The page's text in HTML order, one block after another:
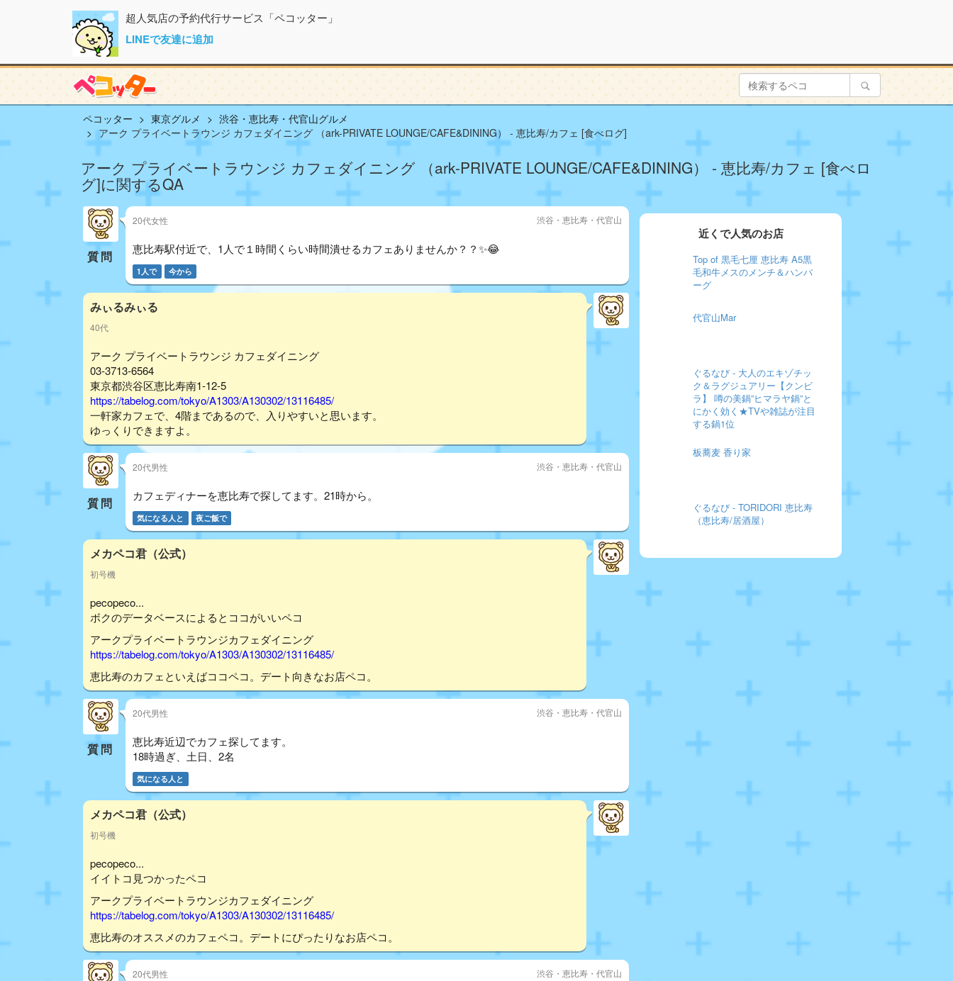
超人気店の予約代行サービス「ペコッター」
LINEで友達に追加
ペコッター 東京グルメ
渋谷・恵比寿・代官山グルメ
アーク プライベートラウンジ カフェダイニング （ark-PRIVATE LOUNGE/CAFE&DINING） - 恵比寿/カフェ [食べログ]
アーク プライベートラウンジ カフェダイニング （ark-PRIVATE LOUNGE/CAFE&DINING） - 恵比寿/カフェ [食べロ
グ]に関するQA
質問
20代女性 渋谷・恵比寿・代官山
恵比寿駅付近で、1人で１時間くらい時間潰せるカフェありませんか？？✨😂
1人で 今から
みぃるみぃる
40代
アーク プライベートラウンジ カフェダイニング
03-3713-6564
東京都渋谷区恵比寿南1-12-5
https://tabelog.com/tokyo/A1303/A130302/13116485/
一軒家カフェで、4階まであるので、入りやすいと思います。
ゆっくりできますよ。
質問
20代男性 渋谷・恵比寿・代官山
カフェディナーを恵比寿で探してます。21時から。
気になる人と 夜ご飯で
メカペコ君（公式）
初号機
pecopeco...
ボクのデータベースによるとココがいいペコ
アークプライベートラウンジカフェダイニング
https://tabelog.com/tokyo/A1303/A130302/13116485/
恵比寿のカフェといえばココペコ。デート向きなお店ペコ。
質問
20代男性 渋谷・恵比寿・代官山
恵比寿近辺でカフェ探してます。
18時過ぎ、土日、2名
気になる人と
メカペコ君（公式）
初号機
pecopeco...
イイトコ見つかったペコ
アークプライベートラウンジカフェダイニング
https://tabelog.com/tokyo/A1303/A130302/13116485/
恵比寿のオススメのカフェペコ。デートにぴったりなお店ペコ。
20代男性 渋谷・恵比寿・代官山
近くで人気のお店
Top of 黒毛七厘 恵比寿 A5黒
毛和牛メスのメンチ＆ハンバ
ーグ
代官山Mar
ぐるなび - 大人のエキゾチッ
ク＆ラグジュアリー【クンビ
ラ】 噂の美鍋”ヒマラヤ鍋”と
にかく効く★TVや雑誌が注目
する鍋1位
板蕎麦 香り家
ぐるなび - TORIDORI 恵比寿
（恵比寿/居酒屋）